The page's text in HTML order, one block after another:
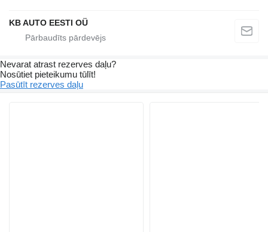
KB AUTO EESTI OÜ
Nevarat atrast rezerves daļu?
Nosūtiet pieteikumu tūlīt!
Pasūtīt rezerves daļu